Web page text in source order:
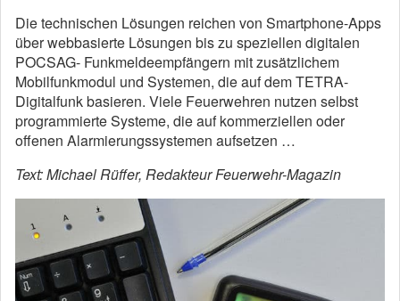
Die technischen Lösungen reichen von Smartphone-Apps
über webbasierte Lösungen bis zu speziellen digitalen
POCSAG- Funkmeldeempfängern mit zusätzlichem
Mobilfunkmodul und Systemen, die auf dem TETRA-
Digitalfunk basieren. Viele Feuerwehren nutzen selbst
programmierte Systeme, die auf kommerziellen oder
offenen Alarmierungssystemen aufsetzen …
Text: Michael Rüffer, Redakteur Feuerwehr-Magazin